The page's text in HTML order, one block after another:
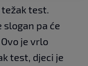
test.
slogan pa će
je vrlo
test, djeci je